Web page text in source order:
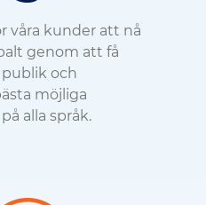
våra kunder att nå
genom att få
och
möjliga
alla språk.